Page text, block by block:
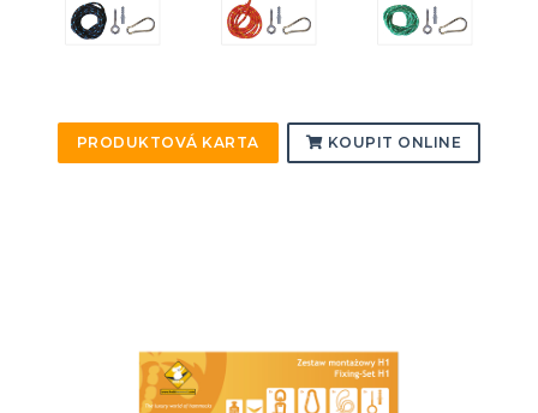
PRODUKTOVÁ KARTA KOUPIT ONLINE